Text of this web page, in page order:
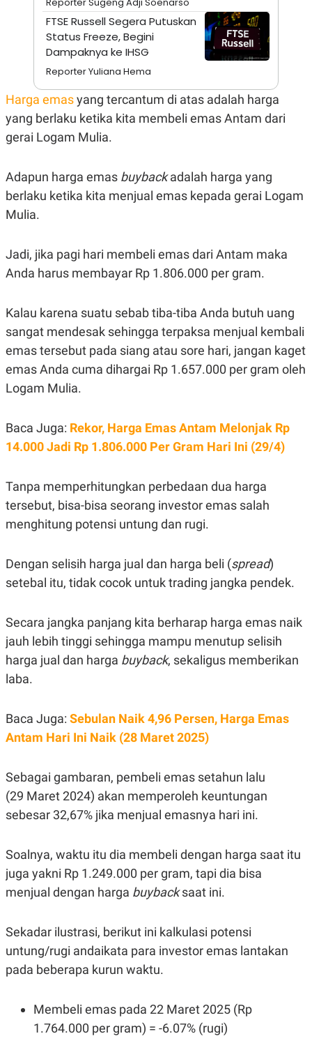
L
N
G
G
A
C
E
T
K
N
E
R
E
M
I
T
E
E
P
R
A
D
R
T
I
I
G
K
E
D
I
D
USE
PEDOMAN
PRIVACY
POLICY
FTSE Russell Segera Putuskan
Status Freeze, Begini
Dampaknya ke IHSG
Reporter Yuliana Hema
Harga emasyang tercantum di atas adalah harga
yang berlaku ketika kita membeli emas Antam dari
gerai Logam Mulia.
Adapun harga emas buybackadalah harga yang
berlaku ketika kita menjual emas kepada gerai Logam
Mulia.
Jadi, jika pagi hari membeli emas dari Antam maka
Anda harus membayar Rp 1.806.000 per gram.
Kalau karena suatu sebab tiba-tiba Anda butuh uang
sangat mendesak sehingga terpaksa menjual kembali
emas tersebut pada siang atau sore hari, jangan kaget
emas Anda cuma dihargai Rp 1.657.000 per gram oleh
Logam Mulia.
Baca Juga: Rekor, Harga Emas Antam Melonjak Rp
14.000 Jadi Rp 1.806.000 Per Gram Hari Ini (29/4)
Tanpa memperhitungkan perbedaan dua harga
tersebut, bisa-bisa seorang investor emas salah
menghitung potensi untung dan rugi.
Dengan selisih harga jual dan harga beli (spread)
setebal itu, tidak cocok untuk trading jangka pendek.
Secara jangka panjang kita berharap harga emas naik
jauh lebih tinggi sehingga mampu menutup selisih
harga jual dan harga buyback, sekaligus memberikan
laba.
Baca Juga: Sebulan Naik 4,96 Persen, Harga Emas
Antam Hari Ini Naik (28 Maret 2025)
Sebagai gambaran, pembeli emas setahun lalu
(29 Maret 2024) akan memperoleh keuntungan
sebesar 32,67% jika menjual emasnya hari ini.
Soalnya, waktu itu dia membeli dengan harga saat itu
juga yakni Rp 1.249.000 per gram, tapi dia bisa
menjual dengan harga buybacksaat ini.
Sekadar ilustrasi, berikut ini kalkulasi potensi
untung/rugi andaikata para investor emas lantakan
pada beberapa kurun waktu.
Membeli emas pada 22 Maret 2025 (Rp
1.764.000 per gram) = -6.07% (rugi)